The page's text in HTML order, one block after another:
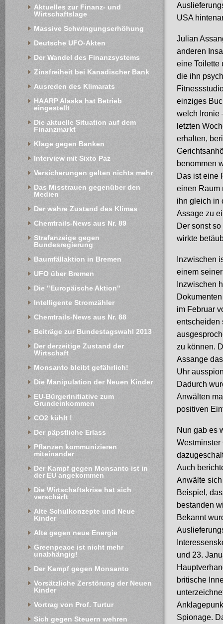
USA
Julian
anderen
eine Toilette
die ihn
einziges
welch Ironie
letzten
erhalten,
benommen
Das ist eine
einen Raum
ihn gleich in
Assage zu
Der sonst
wirkte
Inzwischen
einem
Inzwischen
im Februar
entscheiden
zu können.
Assange
Uhr
Dadurch
Anwälten
positiven
Nun gab es
Westminster
Auch
Anwälte
Beispiel,
bestanden
Bekannt
und 23.
britische
Spionage.
Aktuelles zur Finanz- und
Wirtschaftslage
Massive Schwingungserhöhung
Deutsche UFO-Akten
Der Wandel des Finanzsystems
Zinsfreiheit bei Kanadischer Bank
Ausreden des Klimarats
HAARP Alaska hat Betrieb
eingestellt
Die aktuelle Situation auf dem
Finanzmarkt
Klage gegen Banken
Interview mit Sixto Paz
Versicherungen gelten nichts mehr
Das Misstrauen gegenüber den
Medien
Der wahre Zustand des Klimas
Chemtrails-News aus Nr. 89
Strafanzeige gegen
Bundesregierung
Baumfällaktion in Bremen
UFO über Bremen
Die "Europäische Aktion"
Intelligente Stromzähler
Chemtrails-News aus Nr. 88
Beiträge zur Bundestagswahl 2013
Der derzeitige Zustand der
Wirtschaft
Monsanto bleibt gefährlich!
Die Manipulation der Neuen Kinder
EU-Bürgerinitiative zum
Grundeinkommen
CO2 kühlt !
Der päpstliche Erlass
Pflanzen kommunizieren
miteinander
Der Kampf gegen Monsanto ist in
der EU angekommen
Die Wirtschaftskrise hat sich
verschärft
Alte Schulkonzepte und Neue
Kinder
Alte gegen neue Energie
Greenpeace ist nicht mehr
unabhängig!
Der Kampf gegen Monsanto
Vorsätzliche Zerstörung der Neuen
Kinder
Vortrag von Prof. Turtur
Sich gegen Steuern wehren